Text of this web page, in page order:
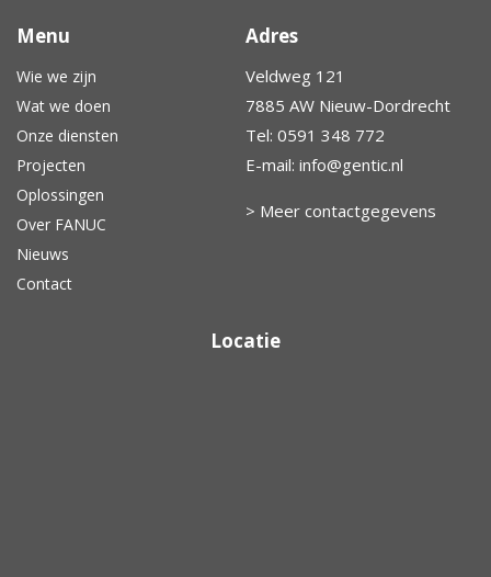
Menu
Wie we zijn
Wat we doen
Onze diensten
Projecten
Oplossingen
Over FANUC
Nieuws
Contact
Adres
Veldweg 121
7885 AW Nieuw-Dordrecht
Tel: 0591 348 772
E-mail: info@gentic.nl
> Meer contactgegevens
Locatie